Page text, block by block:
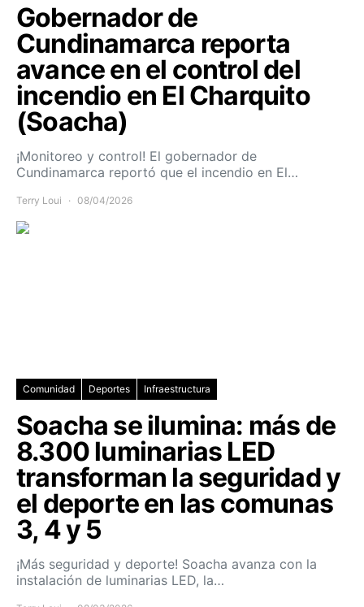
Gobernador de
Cundinamarca reporta
avance en el control del
incendio en El Charquito
(Soacha)
¡Monitoreo y control! El gobernador de
Cundinamarca reportó que el incendio en El…
Terry Loui 08/04/2026
Comunidad Deportes Infraestructura
Soacha se ilumina: más de
8.300 luminarias LED
transforman la seguridad y
el deporte en las comunas
3, 4 y 5
¡Más seguridad y deporte! Soacha avanza con la
instalación de luminarias LED, la…